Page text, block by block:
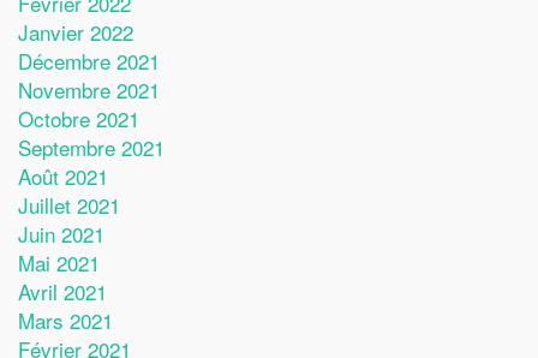
Janvier 2022
Décembre 2021
Novembre 2021
Octobre 2021
Septembre 2021
Août 2021
Juillet 2021
Juin 2021
Mai 2021
Avril 2021
Mars 2021
Février 2021